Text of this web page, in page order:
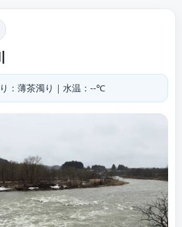
：薄茶濁り｜水温：--℃